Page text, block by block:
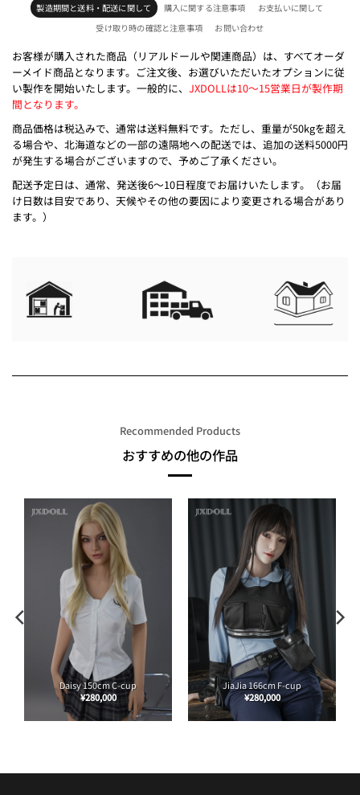
製造期間と送料・配送に関して 購入に関する注意事項
お支払いに関して
受け取り時の確認と注意事項
お問い合わせ
お客様が購入された商品（リアルドールや関連商品）は、すべてオーダ
ーメイド商品となります。ご注文後、お選びいただいたオプションに従
い製作を開始いたします。一般的に、 JXDOLLは10～15営業日が製作期
間となります。
商品価格は税込みで、通常は送料無料です。ただし、重量が50kgを超え
る場合や、北海道などの一部の遠隔地への配送では、追加の送料5000円
が発生する場合がございますので、予めご了承ください。
配送予定日は、通常、発送後6～10日程度でお届けいたします。（お届
け日数は目安であり、天候やその他の要因により変更される場合があり
ます。）
Recommended Products
おすすめの他の作品
Daisy 150cm C-cup
¥280,000
JiaJia 166cm F-cup
¥280,000